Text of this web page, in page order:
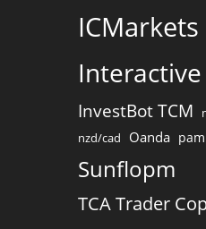
ICMarkets
InvestBot TCM
nzd/cad
Oanda
Sunflopm
TCA Trader